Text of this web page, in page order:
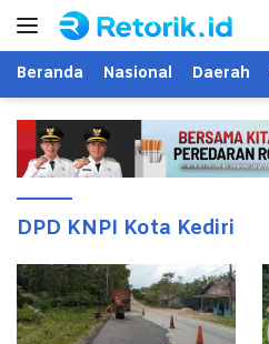
Langsung
Beranda Nasional Daerah
DPD KNPI Kota Kediri